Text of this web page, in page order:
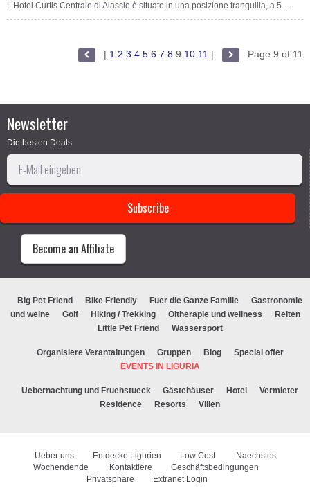
L’Hotel Curtis Centrale di Alassio è situato in una posizione tranquilla, a 5....
| 1 2 3 4 5 6 7 8 9 10 11 | Page 9 of 11
Newsletter
Die besten Deals
Become an Affiliate
Big Pet Friend Bike Friendly Fuer die Ganze Familie
Gastronomie
und weine
Golf Hiking / Trekking Öltherapie und wellness
Reiten
Little Pet Friend
Wassersport
Organisiere Verantaltungen Gruppen Blog
Special offer
EVENTS IN LIGURIA
Uebernachtung und Fruehstueck Gästehäuser Hotel
Vermieter
Residence
Resorts Villen
Ueber uns Entdecke Ligurien Low Cost
Naechstes
Wochendende
Kontaktiere
Geschäftsbedingungen
Privatsphäre
Extranet Login